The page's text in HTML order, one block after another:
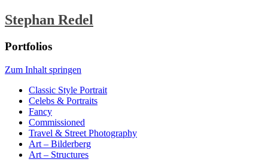
Stephan Redel
Portfolios
Zum Inhalt springen
Classic Style Portrait
Celebs & Portraits
Fancy
Commissioned
Travel & Street Photography
Art – Bilderberg
Art – Structures